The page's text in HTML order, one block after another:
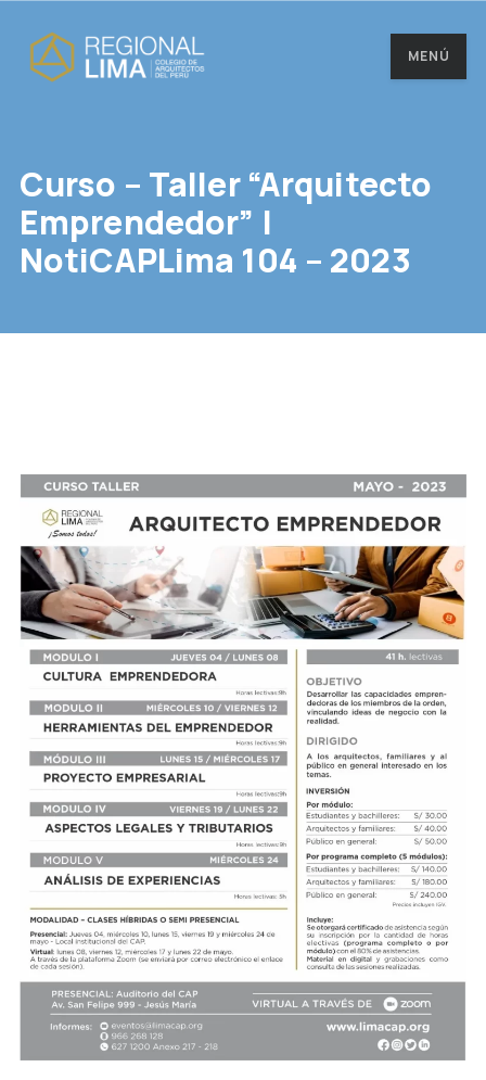
MENÚ
Curso – Taller “Arquitecto
Emprendedor” |
NotiCAPLima 104 – 2023